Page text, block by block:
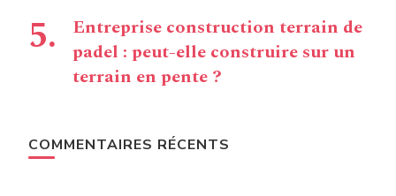
Entreprise construction terrain de
padel : peut-elle construire sur un
terrain en pente ?
COMMENTAIRES RÉCENTS